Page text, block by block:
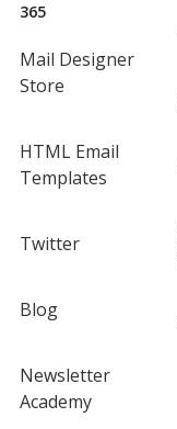
365
Mail Designer
Store
HTML Email
Templates
Twitter
Blog
Newsletter
Academy